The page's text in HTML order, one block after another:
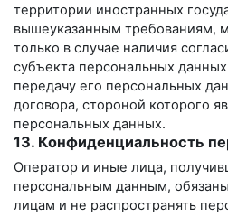
территории иностранных
вышеуказанным требованиям,
только в случае наличия
субъекта персональных
передачу его персональных
договора, стороной которого
персональных данных.
13. Конфиденциальность
Оператор и иные лица,
персональным данным,
лицам и не распространять